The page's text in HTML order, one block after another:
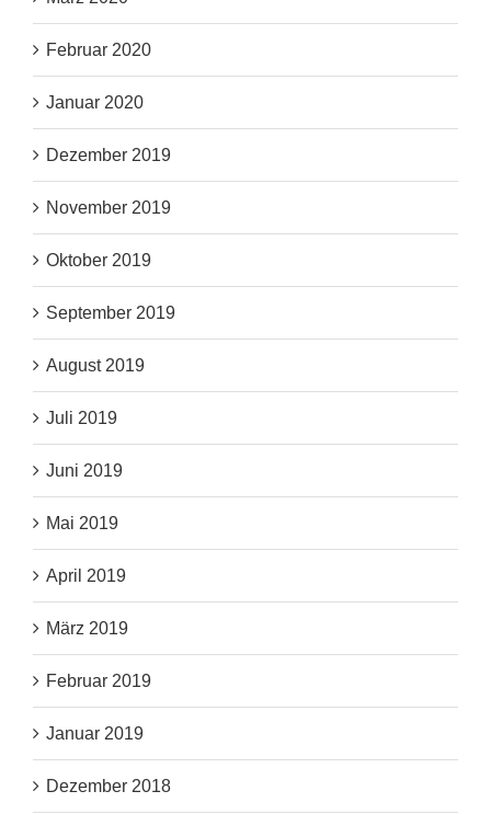
Februar 2020
Januar 2020
Dezember 2019
November 2019
Oktober 2019
September 2019
August 2019
Juli 2019
Juni 2019
Mai 2019
April 2019
März 2019
Februar 2019
Januar 2019
Dezember 2018